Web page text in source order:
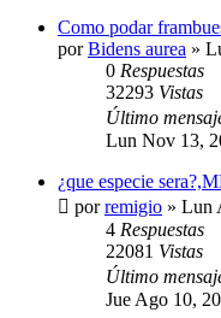
Como podar
porBidens aurea »
0 Respuestas
32293 Vistas
Último
Lun Nov 13,
¿que especie
porremigio » Lun
4 Respuestas
22081 Vistas
Último
Jue Ago 10,